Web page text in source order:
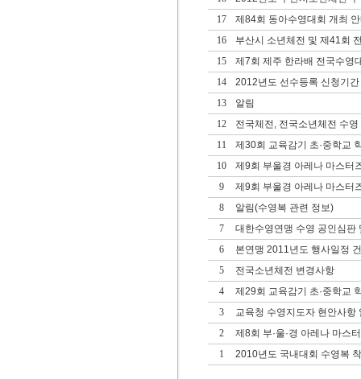
17
제84회 동아수영대회 개최
16
부산시 소년체전 및 제41회
15
제7회 제주 한라배 전국수영
14
2012년도 선수등록 신청기간
13
알림
12
전국체전, 전국소년체전 수
11
제30회 교육감기 초·중학교
10
제9회 부울경 아레나 마스터
9
제9회 부울경 아레나 마스터
8
알림(수영복 관련 정보)
7
대한수영연맹 수영 공인심판
6
본연맹 2011년도 행사일정 건
5
전국소년체전 변경사항
4
제29회 교육감기 초·중학교
3
교육청 수영지도자 현안사항
2
제8회 부·울·경 아레나 마스
1
2010년도 국내대회 수영복